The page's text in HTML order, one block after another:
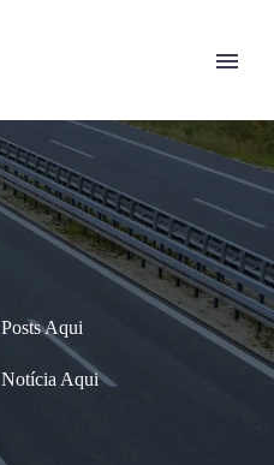
Aqui
Notícia Aqui